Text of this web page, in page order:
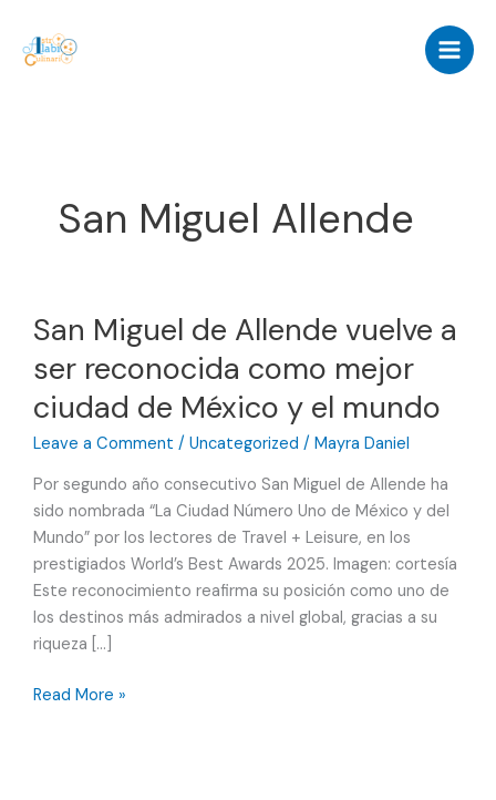
content
San Miguel Allende
San Miguel de Allende vuelve a
ser reconocida como mejor
ciudad de México y el mundo
Leave a Comment / Uncategorized / Mayra Daniel
Por segundo año consecutivo San Miguel de Allende ha
sido nombrada “La Ciudad Número Uno de México y del
Mundo” por los lectores de Travel + Leisure, en los
prestigiados World’s Best Awards 2025. Imagen: cortesía
Este reconocimiento reafirma su posición como uno de
los destinos más admirados a nivel global, gracias a su
riqueza […]
San
Read More »